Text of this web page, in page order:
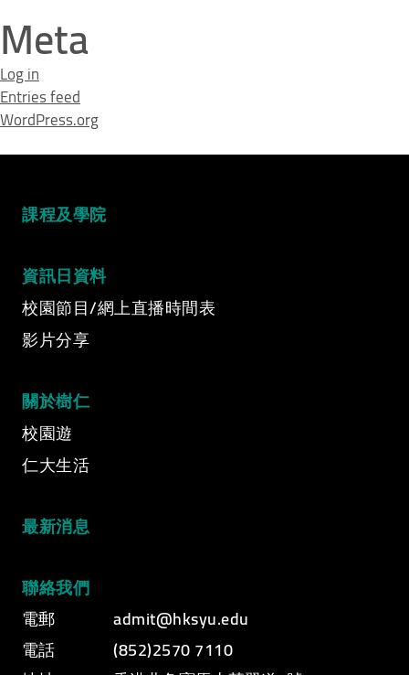
Meta
Log in
Entries feed
WordPress.org
Video Title
Video category
課程及學院
資訊日資料
校園節目/網上直播時間表
影片分享
關於樹仁
校園遊
仁大生活
最新消息
聯絡我們
電郵
admit@hksyu.edu
電話
(852)2570 7110